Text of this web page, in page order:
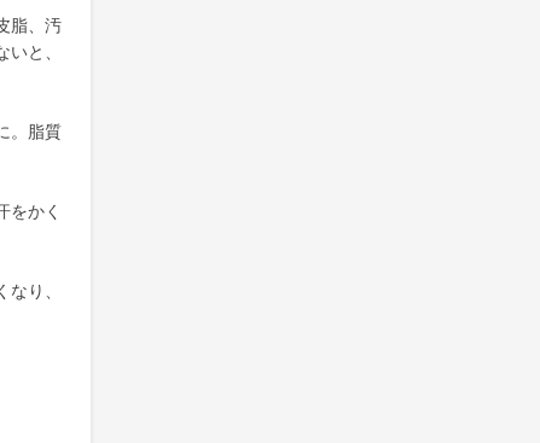
脂、汚
と、
。脂質
をかく
り、